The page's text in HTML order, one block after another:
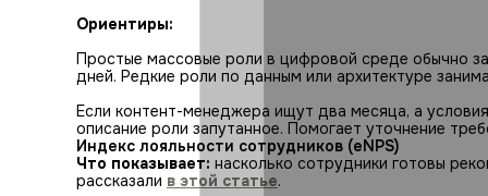
Ориентиры:
Простые массовые роли в цифровой среде обычно
дней. Редкие роли по данным или архитектуре
Если контент-менеджера ищут два месяца, а
описание роли запутанное. Помогает уточнение
Индекс лояльности сотрудников (eNPS)
Что показывает: насколько сотрудники готовы
рассказали в этой статье.